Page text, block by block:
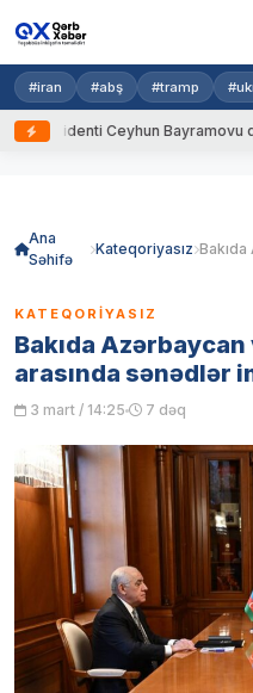
#iran #abş #tramp
Ceyhun Bayramovu qəbul edib
Ana
Səhifə
Kateqoriyasız
KATEQORIYASIZ
Bakıda Azərbaycan
arasında sənədlər
3 mart / 14:25 7 dəq